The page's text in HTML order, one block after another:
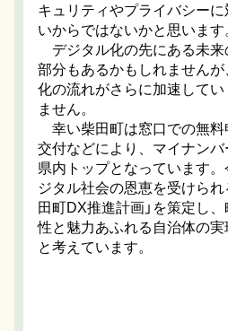
キュリティやプライバシー
いからではないかと思います
デジタル化の先にある未来
部分もあるかもしれません
化の流れがさらに加速してい
ません。
幸い柴田町は窓口での無料
交付などにより、マイナン
県内トップとなっています
ジタル社会の恩恵を受けられ
田町DX推進計画」を策定し
性と魅力あふれる自治体の
と考えています。